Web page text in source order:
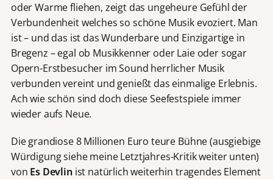
oder Warme fliehen, zeigt das ungeheure Gefühl der
Verbundenheit welches so schöne Musik evoziert. Man
ist – und das ist das Wunderbare und Einzigartige in
Bregenz – egal ob Musikkenner oder Laie oder sogar
Opern-Erstbesucher im Sound herrlicher Musik
verbunden vereint und genießt das einmalige Erlebnis.
Ach wie schön sind doch diese Seefestspiele immer
wieder aufs Neue.
Die grandiose 8 Millionen Euro teure Bühne (ausgiebige
Würdigung siehe meine Letztjahres-Kritik weiter unten)
von Es Devlinist natürlich weiterhin tragendes Element